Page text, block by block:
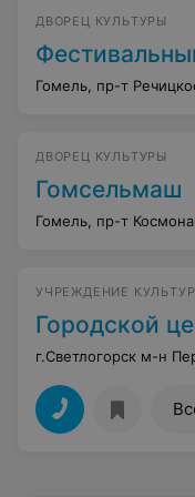
ДВОРЕЦ КУЛЬТУРЫ
Гомель, пр-т
ДВОРЕЦ КУЛЬТУРЫ
Гомсельмаш
Гомель, пр-т
УЧРЕЖДЕНИЕ
Городской
г.Светлогорск м-н